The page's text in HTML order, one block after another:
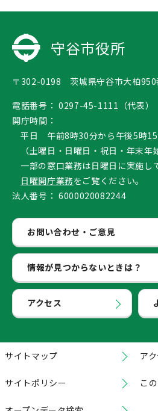
守谷市役所
〒302-0198 茨城県守谷市大柏950
電話番号： 0297-45-1111（代表）
開庁時間：
平日 午前8時30分から午後5時
（土曜日・日曜日・祝日・年末年
一部の窓口業務は日曜日に実施し
日曜開庁業務をご覧ください。
法人番号： 6000020082244
お問い合わせ・ご意見
情報が見つからないときは？
アクセス
サイトマップ ア
サイトポリシー こ